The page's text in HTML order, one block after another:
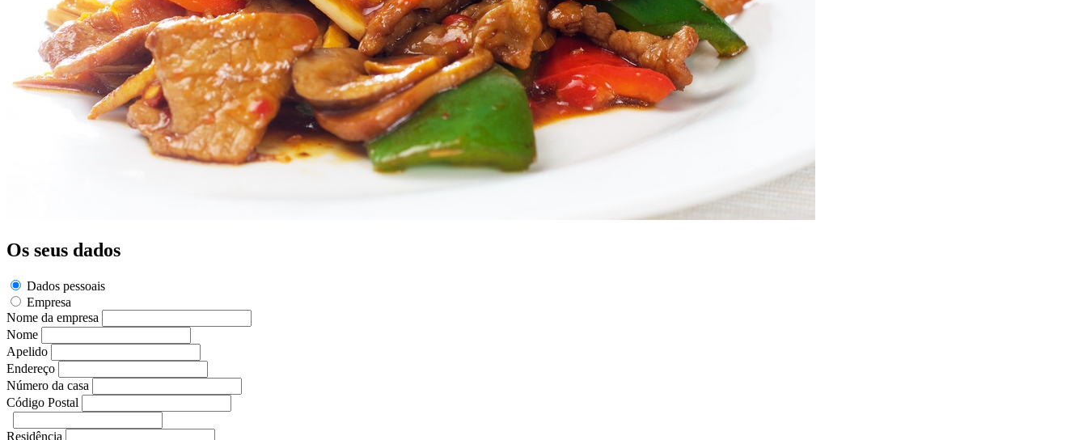
Os seus dados
Dados pessoais
Empresa
Nome da empresa
Nome
Apelido
Endereço
Número da casa
Código Postal
Residência